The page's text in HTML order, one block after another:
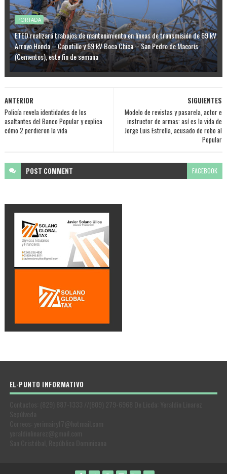
PORTADA
ETED realizará trabajos de mantenimiento en líneas de transmisión de 69 kV
Arroyo Hondo – Capotillo y 69 kV Boca Chica – San Pedro de Macorís
(Cementos), este fin de semana
SIGUIENTES
Modelo de revistas y pasarela, actor e
instructor de armas: así es la vida de
Jorge Luis Estrella, acusado de robo al
Popular
ANTERIOR
Policía revela identidades de los
asaltantes del Banco Popular y explica
cómo 2 perdieron la vida
POST COMMENT FACEBOOK
EL-PUNTO INFORMATIVO